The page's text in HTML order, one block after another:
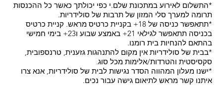
*התשלום לאירוע במתכונת שלם.י כפי יכולתך כאשר כל ההכנסות
תרומה למערך סלי המזון של תרבות של סולידריות.
*תתאפשר כניסה של 18+ בקניית כרטיס מראש. קניית כרטיס
בכניסה תתאפשר לגילאי 21+ באמצע שבוע ו23+ בימי חמישי
בהתאם להנחיות בית רומנו.
*בבית של סולידריות אין מקום להתנהגות גזענית, טרנספובית,
סקסיסטית והטרדות/אלימות מכל סוג.
*ישנו מעלון המהווה הסדר נגישות לבית של סולידריות, אנא צרו
איתנו קשר מראש לתיאום גישה עבור נכים.